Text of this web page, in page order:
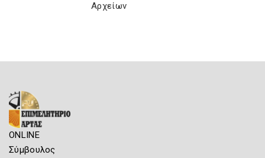
Αρχείων
ONLINE
Σύμβουλος